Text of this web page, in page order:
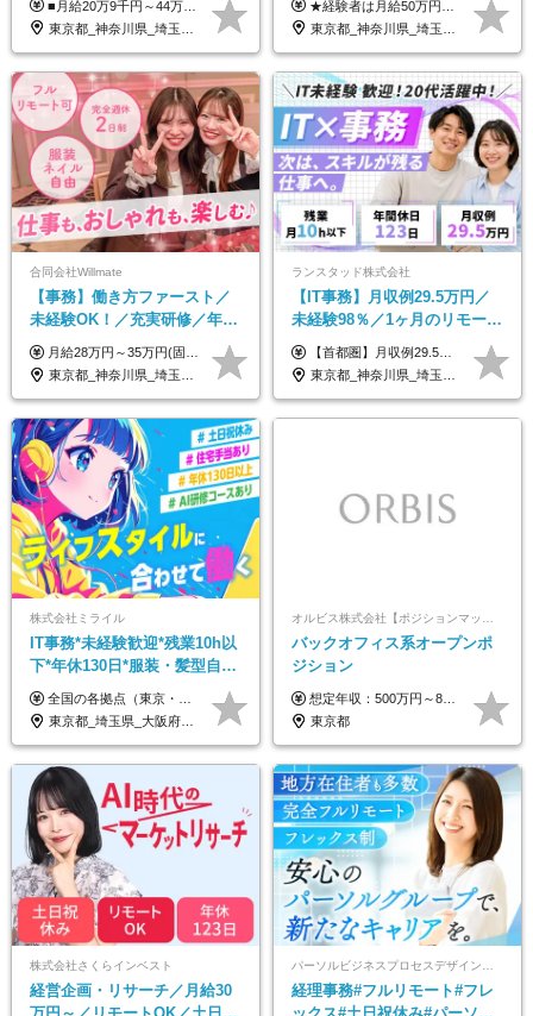
トグループの正社員/sg
■月給20万9千円～44万円 ※経験・能力・前給を考慮の上、決定いたします ※時間外手当100％支給 ※派遣就業先が変更となる場合には、就業規則、労使協定等に基づき賃金が変更となる可能性があります 「とにかく私生活重視」「残業があっても稼ぎたい」といった希望も配属の際に考慮します。 ＜手当＞ ■職務担当手当 ■通勤手当（上限月3万円） ■残業手当（全額支給） ■住宅手当（5割を会社負担／就業規則に定めるところによる） ■扶養手当 ■別居手当 ■資格試験受講料補助（資格ごとに社内規定により決定） ■資格取得奨励金 （資格により2万円～20万円の祝金支給） ◎一例 ・基本情報技術者（5万円） ・プロジェクトマネージャー試験（10万円） ・応用情報技術者試験（10万円） ・ITストラテジスト試験（10万円） ・エンベデッドシステムスペシャリスト試験（10万円） ・ディジタル技術検定（情報1級：10万円、制御1級：10万円、情報2級、制御2級：5万円 ・TOEIC（R）テスト（600～729点：5万円、 730～799点：10万円、800点以上：15万円） など
東京都_神奈川県_埼玉県_千葉県_大阪府_愛知県_青森県_岩手県_宮城県_秋田県_山形県_福島県_茨城県_栃木県_群馬県_山梨県_長野県_福井県_静岡県_岐阜県_三重県_兵庫県_京都府_滋賀県_奈良県_広島県_岡山県_山口県_香川県_福岡県_熊本県_佐賀県_長崎県_大分県_宮崎県_鹿児島県
修も充実♪/a
★経験者は月給50万円～90万円 【首都圏】 月給30万1230円〜 ⇒基本22万7000円+地域6万4230円+皆勤1万円 【群馬/栃木/茨城】 月給28万1090円〜 ⇒基本23万4000円+地域3万7090円+皆勤1万円 【大阪/京都/兵庫】 月給30万130円〜 ⇒基本23万5000円+地域5万5130円+皆勤1万円 【静岡/愛知/岐阜/三重】 月給28万5840円〜 ⇒基本23万円+地域4万5840円+皆勤1万円 【北海道】 月給25万2960円〜 ⇒基本22万4000円+地域1万8960円+皆勤1万円 【福岡/佐賀/長崎/大分/熊本】 月給25万800円〜 ⇒基本21万8000円+地域2万2800円+皆勤1万円 【宮城/山形/福島】 月給25万580円〜 ⇒基本21万8000円+地域2万2580円+皆勤1万円 【広島/岡山/山口】 月給27万1090円〜 ⇒基本23万4000円+地域2万7090円+皆勤1万円 ※残業代は1分単位で全額支給（みなし残業制度なし） ※上記給与は最低支給額です。経験・能力に応じて決定致します ※試用期間1ヶ月、最大6ヶ月まで延長する可能性あり(条件変更なし) ※今期より新賃金体系へ移行しました。詳細は面接時にご説明します
東京都_神奈川県_埼玉県_大阪府_愛知県_北海道_宮城県_広島県_福岡県
合同会社Willmate
【事務】働き方ファースト／
未経験OK！／充実研修／年休
127日～／残業なし／平均20代
／リモートOK
月給28万円～35万円(固定残業代含む)+インセンティブ＋各種手当 ※経験・能力等を考慮の上、決定します。 ※残業はほとんどありませんが、発生した場合は時間外手当を100％支給します。 【固定残業代について】 なし（残業代は、実際の労働時間に応じて別途全額支給）
東京都_神奈川県_埼玉県_千葉県_大阪府_愛知県_北海道_青森県_岩手県_宮城県_秋田県_山形県_福島県_茨城県_栃木県_群馬県_新潟県_山梨県_長野県_富山県_石川県_福井県_静岡県_岐阜県_三重県_兵庫県_京都府_滋賀県_奈良県_和歌山県_広島県_岡山県_鳥取県_島根県_山口県_徳島県_香川県_愛媛県_高知県_福岡県_熊本県_佐賀県_長崎県_大分県_宮崎県_鹿児島県_沖縄県_海外
ランスタッド株式会社
【IT事務】月収例29.5万円／
未経験98％／1ヶ月のリモート
研修／既卒・第二新卒歓迎／
年間休日123日/OW
【首都圏】月収例29.5万円（月給26万円＋諸手当） 【東海・関西】月収例28.5万円（月給25万円＋諸手当） 【九州】月収例26万円（月給23万円＋諸手当） ※経験・スキル・前職給与を踏まえ、総合的に判断して決定します。 例：首都圏 月収例31万円（月給27万円＋諸手当） ◆各種手当 ・通勤手当（上限4万円まで） ・残業代手当（1分単位で全額支給） ※固定残業代制は採用しておりません ・資格取得支援 ◆昇給：年1回 ◆補足 ・研修中1ヶ月間は、時給1670円となります。 ・試用期間6ヶ月あり。その間の待遇に変更はありません。 ※詳細は面接時にご案内します。
東京都_神奈川県_埼玉県_千葉県_大阪府_愛知県_兵庫県_京都府_福岡県
株式会社ミライル
IT事務*未経験歓迎*残業10h以
下*年休130日*服装・髪型自由
*AI研修あり*住宅手当あり*転
勤なし
全国の各拠点（東京・埼玉・新潟・福岡・大阪）で募集中！ 給与は以下の通り、勤務地により異なります。 新潟勤務の場合 201,000円〜201,000円（試用期間変更なし）＋賞与 東京・埼玉勤務の場合 225,000円〜250,000円（試用期間 220,000円）＋賞与 福岡勤務の場合 182,000円〜220,000円（試用期間182,000円）＋賞与 大阪勤務の場合 210,000円〜210,000円（試用期間変更なし）＋賞与 初年度想定年収：280～300万円 ※残業代は全額支給します（1分単位でお支払いします） ※試用期間6ヵ月。試用期間中でも条件変わらず。 ※土日祝含めた勤務可能な方は、土日手当10,000円（毎月）を別途支給。
東京都_埼玉県_大阪府_新潟県_福岡県
オルビス株式会社【ポジションマッチ登録】
バックオフィス系オープンポ
ジション
想定年収：500万円～800万円 ※ご経験やスキルに応じて決定します。 ※上記想定年収はあくまでも目安の金額であり、 選考を通じて上下する可能性があります。
東京都
株式会社さくらインベスト
経営企画・リサーチ／月給30
経理事務#フルリモート#フレ